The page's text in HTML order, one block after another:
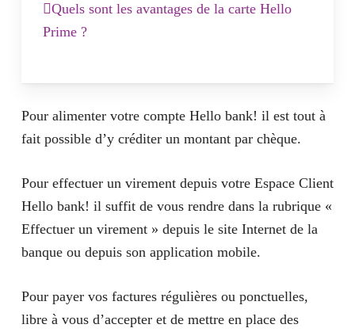
Quels sont les avantages de la carte Hello
Prime ?
qu’une carte Visa Premier. Les retraits et
paiements sont sans frais partout dans le
idéale pour les voyageurs.
Pour alimenter votre compte Hello bank! il est tout à
fait possible d’y créditer un montant par chèque.
Pour effectuer un virement depuis votre Espace Client
Hello bank! il suffit de vous rendre dans la rubrique «
Effectuer un virement » depuis le site Internet de la
banque ou depuis son application mobile.
Pour payer vos factures régulières ou ponctuelles,
libre à vous d’accepter et de mettre en place des